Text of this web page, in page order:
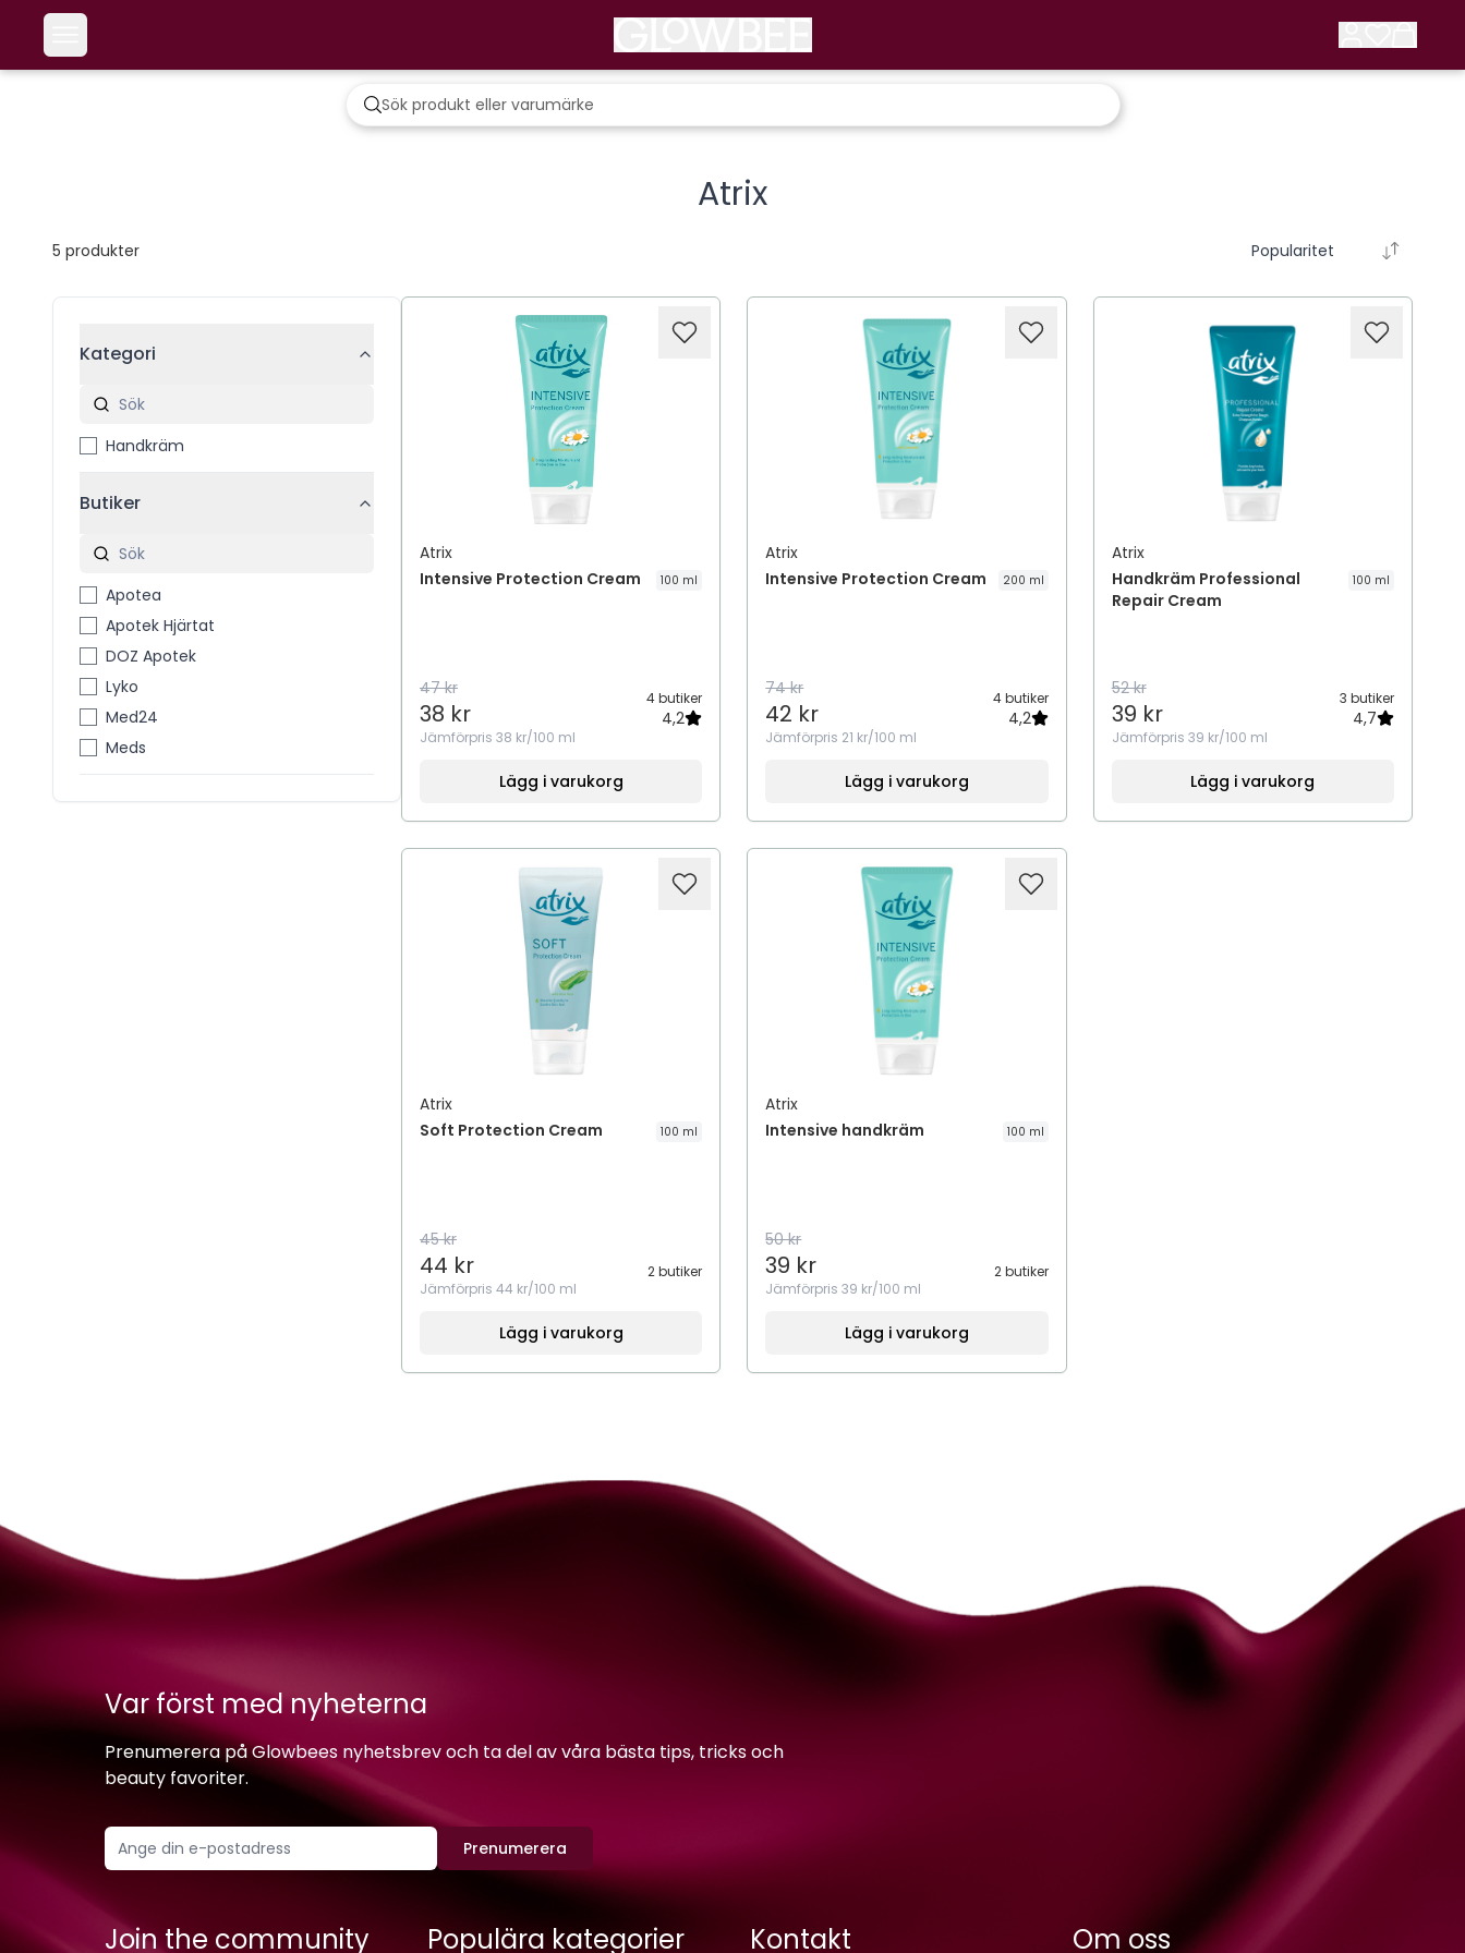
Atrix
5 produkter Popularitet
Kategori
Handkräm
Butiker
Apotea
Apotek Hjärtat
DOZ Apotek
Lyko
Med24
Meds
Atrix
Intensive Protection Cream
100 ml
47 kr
38 kr
4 butiker
4,2
Jämförpris 38 kr/100 ml
Lägg i varukorg
Atrix
Intensive Protection Cream
200 ml
74 kr
42 kr
4 butiker
4,2
Jämförpris 21 kr/100 ml
Lägg i varukorg
Atrix
Handkräm Professional
Repair Cream
100 ml
52 kr
39 kr
3 butiker
4,7
Jämförpris 39 kr/100 ml
Lägg i varukorg
Atrix
Soft Protection Cream
100 ml
45 kr
44 kr
2 butiker
Jämförpris 44 kr/100 ml
Lägg i varukorg
Atrix
Intensive handkräm
100 ml
50 kr
39 kr
2 butiker
Jämförpris39 kr/100 ml
Lägg i varukorg
Var först med nyheterna
Prenumerera på Glowbees nyhetsbrev och ta del av våra bästa tips, tricks och
beauty favoriter.
Prenumerera
Join the community Populära kategorier Kontakt Om oss